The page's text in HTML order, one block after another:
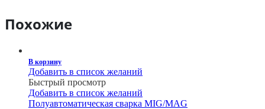
Похожие
В корзину
Добавить в список желаний
Быстрый просмотр
Добавить в список желаний
Полуавтоматическая сварка MIG/MAG